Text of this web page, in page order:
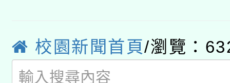
用水績優單位及節水達
動」
桃園市孔廟祈福系列
開 智慧啟航」
2026年桃園地景藝術
校園新聞首頁/瀏覽：